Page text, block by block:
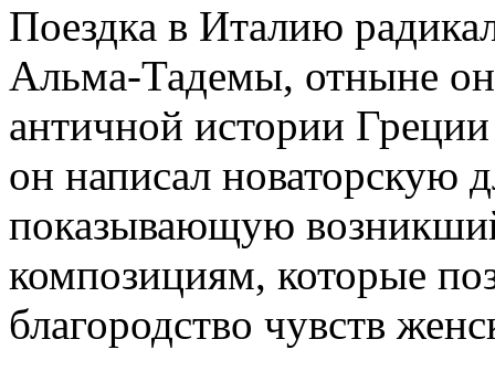
Поездка в Италию
Альма-Тадемы, отныне
античной истории
он написал новаторскую
показывающую
композициям, которые
благородство чувств